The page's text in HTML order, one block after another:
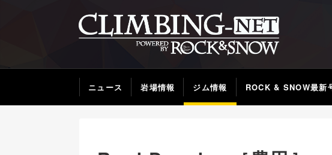
ニュース 岩場情報 ジム情報 ROCK & SNOW最新